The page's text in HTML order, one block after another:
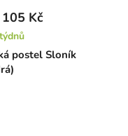
postel Sloník
Kč